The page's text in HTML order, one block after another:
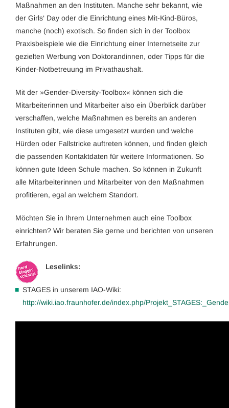
Maßnahmen an den Instituten. Manche sehr bekannt, wie
der Girls‘ Day oder die Einrichtung eines Mit-Kind-Büros,
manche (noch) exotisch. So finden sich in der Toolbox
Praxisbeispiele wie die Einrichtung einer Internetseite zur
gezielten Werbung von Doktorandinnen, oder Tipps für die
Kinder-Notbetreuung im Privathaushalt.
Mit der »Gender-Diversity-Toolbox« können sich die
Mitarbeiterinnen und Mitarbeiter also ein Überblick darüber
verschaffen, welche Maßnahmen es bereits an anderen
Instituten gibt, wie diese umgesetzt wurden und welche
Hürden oder Fallstricke auftreten können, und finden gleich
die passenden Kontaktdaten für weitere Informationen. So
können gute Ideen Schule machen. So können in Zukunft
alle Mitarbeiterinnen und Mitarbeiter von den Maßnahmen
profitieren, egal an welchem Standort.
Möchten Sie in Ihrem Unternehmen auch eine Toolbox
einrichten? Wir beraten Sie gerne und berichten von unseren
Erfahrungen.
Leselinks:
STAGES in unserem IAO-Wiki:
http://wiki.iao.fraunhofer.de/index.php/